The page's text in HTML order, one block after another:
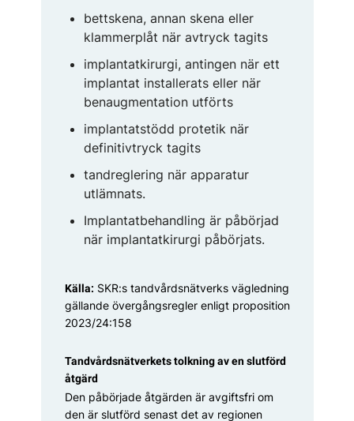
bettskena, annan skena eller
klammerplåt när avtryck tagits
implantatkirurgi, antingen när ett
implantat installerats eller när
benaugmentation utförts
implantatstödd protetik när
definitivtryck tagits
tandreglering när apparatur
utlämnats.
Implantatbehandling är påbörjad
när implantatkirurgi påbörjats.
Källa: SKR:s tandvårdsnätverks vägledning
gällande övergångsregler enligt proposition
2023/24:158
Tandvårdsnätverkets tolkning av en slutförd
åtgärd
Den påbörjade åtgärden är avgiftsfri om
den är slutförd senast det av regionen